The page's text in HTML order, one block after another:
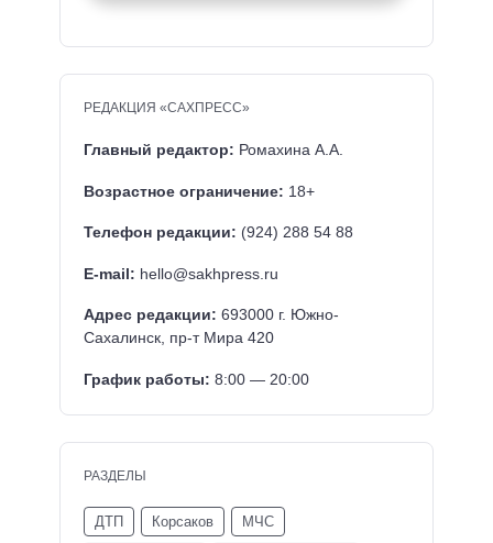
РЕДАКЦИЯ «САХПРЕСС»
Главный редактор: Ромахина А.А.
Возрастное ограничение: 18+
Телефон редакции: (924) 288 54 88
E-mail: hello@sakhpress.ru
Адрес редакции: 693000 г. Южно-
Сахалинск, пр-т Мира 420
График работы: 8:00 — 20:00
РАЗДЕЛЫ
ДТП Корсаков МЧС